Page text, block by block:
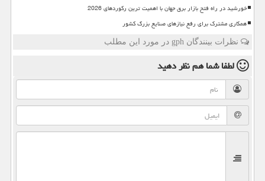
خورشید در راه فتح بازار برق جهان با اهمیت ترین رکوردهای 2026
همکاری مشترک برای رفع نیازهای صنایع بزرگ کشور
نظرات بینندگان gph در مورد این مطلب
لطفا شما همنظر دهید